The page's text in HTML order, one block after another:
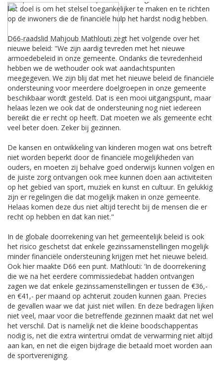
het doel is om het stelsel toegankelijker te maken en te richten
op de inwoners die de financiële hulp het hardst nodig hebben.
D66-raadslid Mahjoub Mathlouti zegt het volgende over het
nieuwe beleid: "We zijn aardig tevreden met het nieuwe
armoedebeleid in onze gemeente. Ondanks die tevredenheid
hebben we de wethouder ook wat aandachtspunten
meegegeven. We zijn blij dat met het nieuwe beleid de financiële
ondersteuning voor meerdere doelgroepen in onze gemeente
beschikbaar wordt gesteld. Dat is een mooi uitgangspunt, maar
helaas lezen we ook dat de ondersteuning nog niet iedereen
bereikt die er recht op heeft. Dat moeten we als gemeente echt
veel beter doen. Zeker bij gezinnen.
De kansen en ontwikkeling van kinderen mogen wat ons betreft
niet worden beperkt door de financiële mogelijkheden van
ouders, en moeten zij behalve goed onderwijs kunnen volgen en
de juiste zorg ontvangen ook mee kunnen doen aan activiteiten
op het gebied van sport, muziek en kunst en cultuur. En gelukkig
zijn er regelingen die dat mogelijk maken in onze gemeente.
Helaas komen deze dus niet altijd terecht bij de mensen die er
recht op hebben en dat kan niet."
In de globale doorrekening van het gemeentelijk beleid is ook
het risico geschetst dat enkele gezinssamenstellingen mogelijk
minder financiële ondersteuning krijgen met het nieuwe beleid.
Ook hier maakte D66 een punt. Mathlouti: ‘In de doorrekening
die we na het eerdere commissiedebat hadden ontvangen
zagen we dat enkele gezinssamenstellingen er tussen de €36,-
en €41,- per maand op achteruit zouden kunnen gaan. Precies
de gevallen waar we dat juist niet willen. En deze bedragen lijken
niet veel, maar voor die betreffende gezinnen maakt dat net wel
het verschil. Dat is namelijk net die kleine boodschappentas
nodig is, net die extra wintertrui omdat de verwarming niet altijd
aan kan, en net die eigen bijdrage die betaald moet worden aan
de sportvereniging.